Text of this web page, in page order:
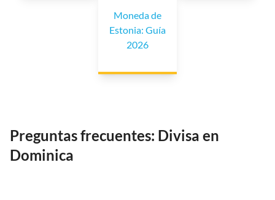
Moneda de
Estonia: Guía
2026
Preguntas frecuentes: Divisa en
Dominica